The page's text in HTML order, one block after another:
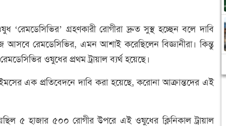
গ্রহণকারী রোগীরা দ্রুত সুস্থ হচ্ছেন বলে দাবি
আসবে রেমডেসিভির, এমন আশাই করেছিলেন বিজ্ঞানীরা। কিন্তু
ওষুধের প্রথম ট্রায়াল ব্যর্থ হয়েছে।
টাইমসের এক প্রতিবেদনে দাবি করা হয়েছে, করোনা আক্রান্তদের এই
৫ হাজার ৫০০ রোগীর উপরে এই ওষুধের ক্লিনিকাল ট্রায়াল